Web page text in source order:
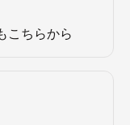
こちらから